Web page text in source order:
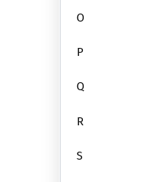
O
P
Q
R
S